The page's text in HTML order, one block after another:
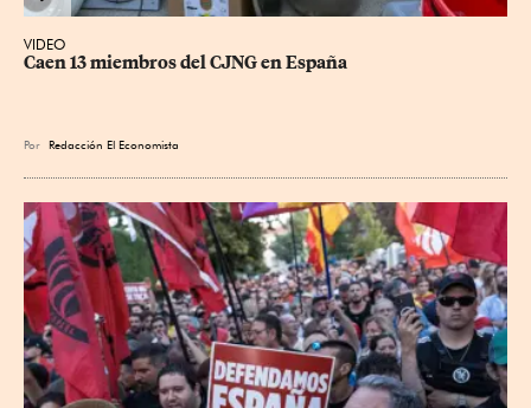
VIDEO
Caen 13 miembros del CJNG en España
Por Redacción El Economista